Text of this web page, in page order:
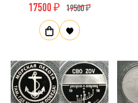
17500 ₽ 19500 ₽